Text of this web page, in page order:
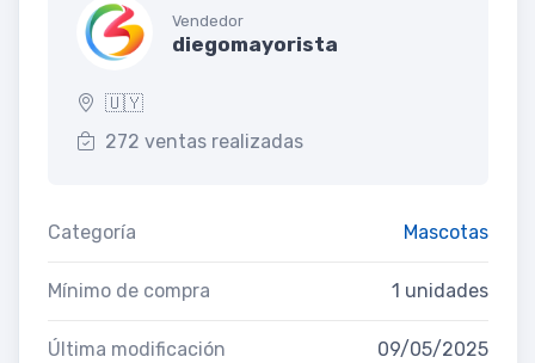
Vendedor
diegomayorista
🇺🇾
272 ventas realizadas
Categoría Mascotas
Mínimo de compra 1 unidades
Última modificación 09/05/2025